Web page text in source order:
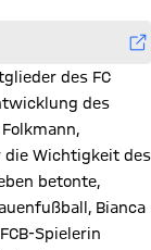
des FC
des
die Wichtigkeit des
betonte,
Bianca
Spielerin